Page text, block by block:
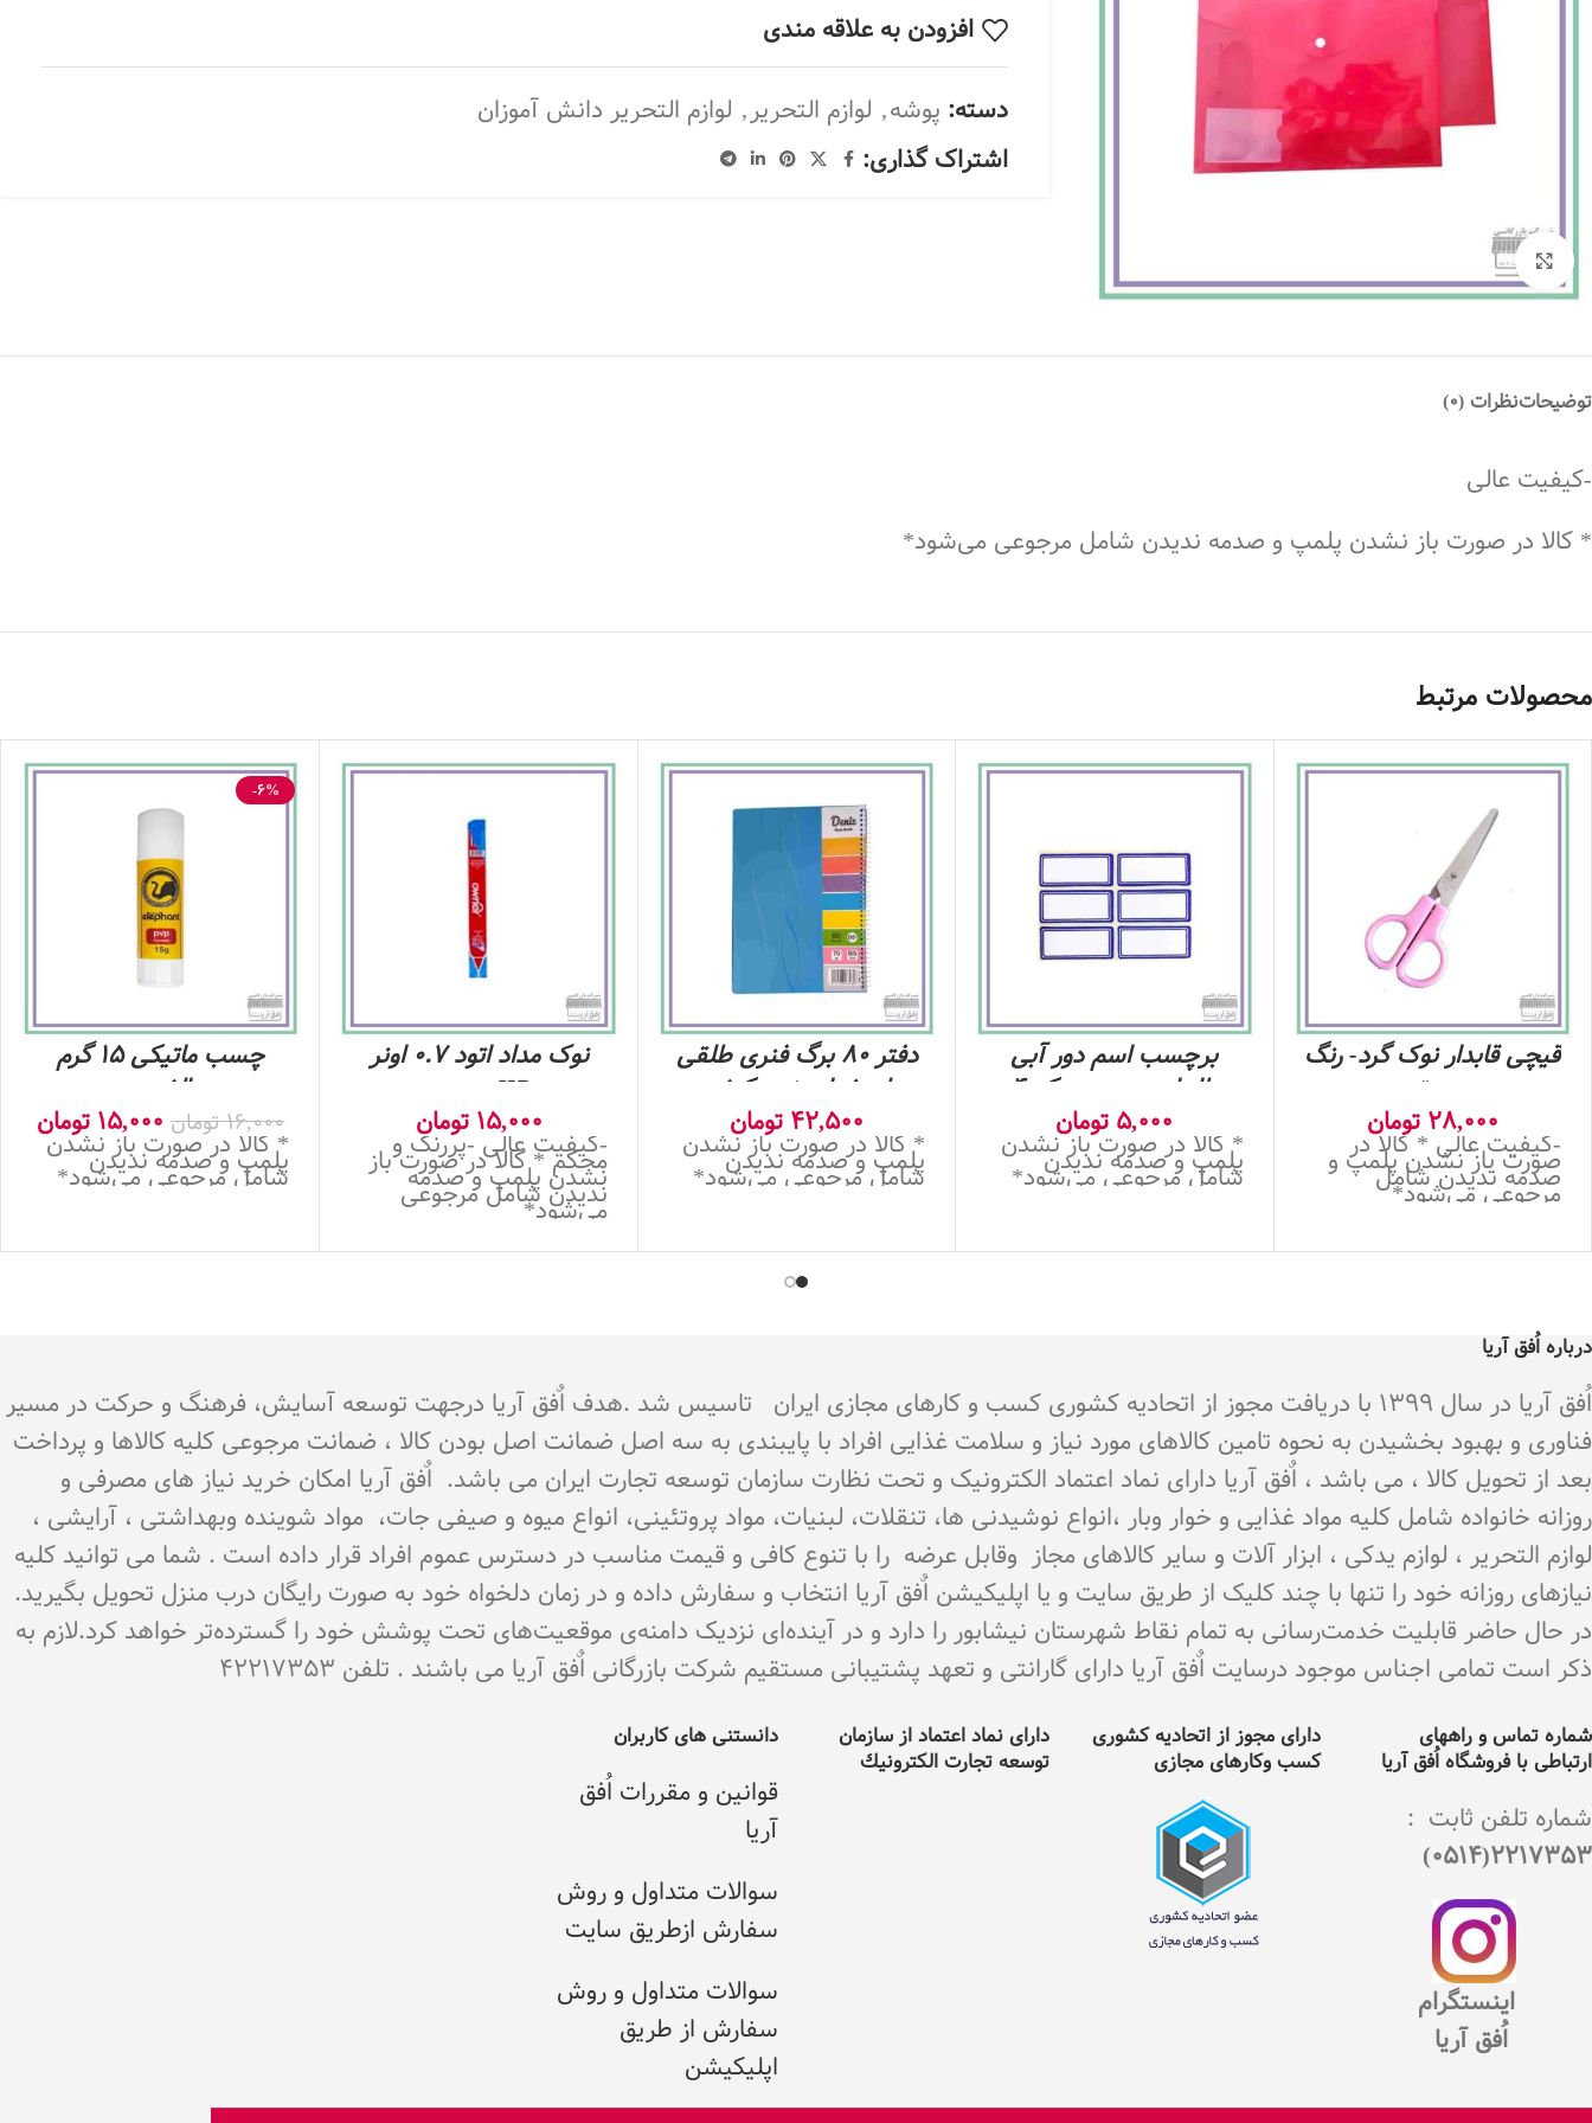
بزرگنمایی تصویر
افزودن به علاقه مندی
دسته: پوشه, لوازم التحریر, لوازم التحریر دانش آموزان
اشتراک گذاری:
توضیحاتنظرات (0)
-کیفیت عالی
* کالا در صورت باز نشدن پلمپ و صدمه ندیدن شامل مرجوعی می‌شود*
محصولات مرتبط
قیچی قابدار نوک گرد- رنگ
صورتی
28,000 تومان
-کیفیت عالی * کالا در
صورت باز نشدن پلمپ و
صدمه ندیدن شامل
مرجوعی می‌شود*
برچسب اسم دور آبی
طاها- ده عددی- کد 4
5,000 تومان
* کالا در صورت باز نشدن
پلمپ و صدمه ندیدن
شامل مرجوعی می‌شود*
دفتر 80 برگ فنری طلقی
جلد شیار دنیز -کیفیت
عالی- رنگ آبی
42,500 تومان
* کالا در صورت باز نشدن
پلمپ و صدمه ندیدن
شامل مرجوعی می‌شود*
نوک مداد اتود 0.7 اونر
owner-HB
15,000 تومان
-کیفیت عالی -پررنگ و
محکم * کالا در صورت باز
نشدن پلمپ و صدمه
ندیدن شامل مرجوعی
می‌شود*
-6%
چسب ماتیکی 15 گرم
الفنت
16,000تومان 15,000 تومان
* کالا در صورت باز نشدن
پلمپ و صدمه ندیدن
شامل مرجوعی می‌شود*
درباره اُفق آریا
اُفق آریا در سال 1399 با دریافت مجوز از اتحادیه کشوری کسب و کارهای مجازی ایران تاسیس شد .هدف اٌفق آریا درجهت توسعه آسایش، فرهنگ و حرکت در مسیر
فناوری و بهبود بخشیدن به نحوه تامین کالاهای مورد نیاز و سلامت غذایی افراد با پایبندی به سه اصل ضمانت اصل بودن کالا ، ضمانت مرجوعی کلیه کالاها و پرداخت
بعد از تحویل کالا ، می باشد ، اٌفق آریا دارای نماد اعتماد الکترونیک و تحت نظارت سازمان توسعه تجارت ایران می باشد. اٌفق آریا امکان خرید نیاز های مصرفی و
روزانه خانواده شامل کلیه مواد غذایی و خوار وبار ،انواع نوشیدنی ها، تنقلات، لبنیات، مواد پروتئینی، انواع میوه و صیفی جات، مواد شوینده وبهداشتی ، آرایشی ،
لوازم التحریر ، لوازم یدکی ، ابزار آلات و سایر کالاهای مجاز وقابل عرضه را با تنوع کافی و قیمت مناسب در دسترس عموم افراد قرار داده است . شما می توانید کلیه
نیازهای روزانه خود را تنها با چند کلیک از طریق سایت و یا اپلیکیشن اٌفق آریا انتخاب و سفارش داده و در زمان دلخواه خود به صورت رایگان درب منزل تحویل بگیرید.
در حال حاضر قابلیت خدمت‌رسانی به تمام نقاط شهرستان نیشابور را دارد و در آینده‌ای نزدیک دامنه‌ی موقعیت‌های تحت پوشش خود را گسترده‌تر خواهد کرد.لازم به
ذکر است تمامی اجناس موجود درسایت اٌفق آریا دارای گارانتی و تعهد پشتیبانی مستقیم شرکت بازرگانی اٌفق آریا می باشند . تلفن 42217353
شماره تماس و راههای
ارتباطی با فروشگاه اُفق آریا
شماره تلفن ثابت :
2217353(0514)
اینستگرام
اُفق آریا
دارای مجوز از اتحادیه کشوری
کسب وکارهای مجازی
دارای نماد اعتماد از سازمان
توسعه تجارت الکترونيك
دانستنی های کاربران
قوانین و مقررات اُفق
آریا
سوالات متداول و روش
سفارش ازطریق سایت
سوالات متداول و روش
سفارش از طریق
اپلیکیشن